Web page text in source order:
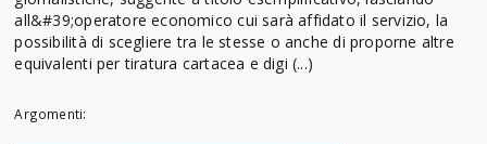
all&#39;operatore economico cui sarà affidato il servizio, la
possibilità di scegliere tra le stesse o anche di proporne altre
equivalenti per tiratura cartacea e digi (...)
Argomenti: